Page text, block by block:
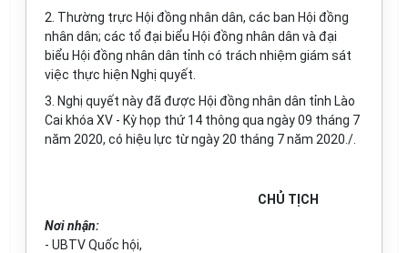
2. Thường trực Hội đồng nhân dân, các ban Hội đồng
nhân dân; các tổ đại biểu Hội đồng nhân dân và đại
biểu Hội đồng nhân dân tỉnh có trách nhiệm giám sát
việc thực hiện Nghị quyết.
3. Nghị quyết này đã được Hội đồng nhân dân tỉnh Lào
Cai khóa XV - Kỳ họp thứ 14 thông qua ngày 09 tháng 7
năm 2020, có hiệu lực từ ngày 20 tháng 7 năm 2020./.
Nơi nhận:
- UBTV Quốc hội,
CHỦ TỊCH